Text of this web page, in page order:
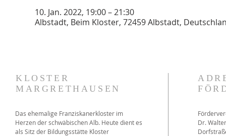
10. Jan. 2022, 19:00 – 21:30
Albstadt, Beim Kloster, 72459 Albstadt,
KLOSTER
MARGRETHAUSEN
Das ehemalige Franziskanerkloster im
Herzen der schwäbischen Alb. Heute dient es
als Sitz der Bildungsstätte Kloster
Dr.